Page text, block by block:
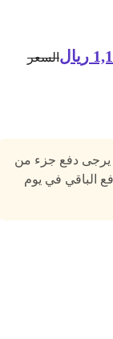
ريال السعر
دفع جزء من
في يوم